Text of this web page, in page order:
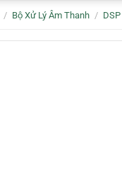
/ Bộ Xử Lý Âm Thanh /